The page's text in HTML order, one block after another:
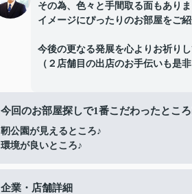
その為、色々と手間取る面もあり
イメージにぴったりのお部屋をご
今後の更なる発展を心よりお祈りし
（２店舗目の出店のお手伝いも是非
今回のお部屋探しで1番こだわったところ
靭公園が見えるところ♪
環境が良いところ♪
企業・店舗詳細